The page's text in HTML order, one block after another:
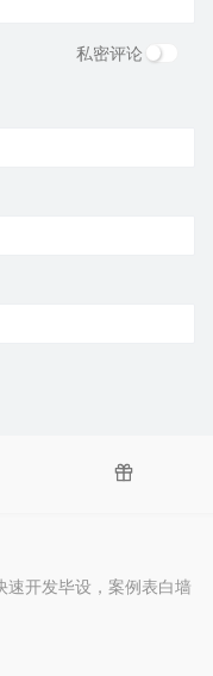
私密评论
章
开发毕设，案例表白墙